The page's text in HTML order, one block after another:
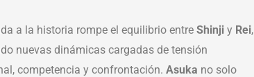
a la historia rompe el equilibrio entreShinji y Rei,
nuevas dinámicas cargadas de tensión
competencia y confrontación.Asuka no solo